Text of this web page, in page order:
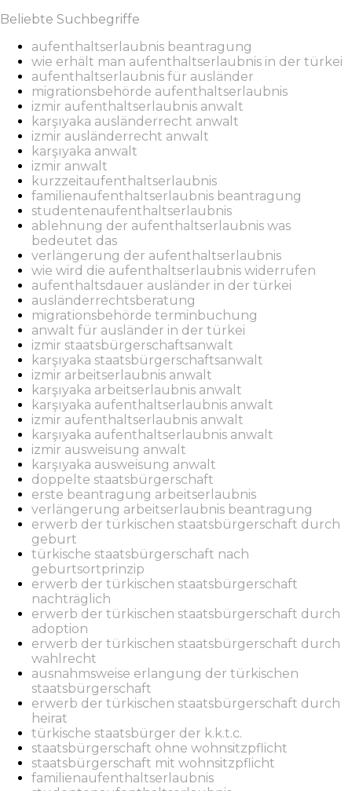
Beliebte Suchbegriffe
aufenthaltserlaubnis beantragung
wie erhält man aufenthaltserlaubnis in der türkei
aufenthaltserlaubnis für ausländer
migrationsbehörde aufenthaltserlaubnis
izmir aufenthaltserlaubnis anwalt
karşıyaka ausländerrecht anwalt
izmir ausländerrecht anwalt
karşıyaka anwalt
izmir anwalt
kurzzeitaufenthaltserlaubnis
familienaufenthaltserlaubnis beantragung
studentenaufenthaltserlaubnis
ablehnung der aufenthaltserlaubnis was
bedeutet das
verlängerung der aufenthaltserlaubnis
wie wird die aufenthaltserlaubnis widerrufen
aufenthaltsdauer ausländer in der türkei
ausländerrechtsberatung
migrationsbehörde terminbuchung
anwalt für ausländer in der türkei
izmir staatsbürgerschaftsanwalt
karşıyaka staatsbürgerschaftsanwalt
izmir arbeitserlaubnis anwalt
karşıyaka arbeitserlaubnis anwalt
karşıyaka aufenthaltserlaubnis anwalt
izmir aufenthaltserlaubnis anwalt
karşıyaka aufenthaltserlaubnis anwalt
izmir ausweisung anwalt
karşıyaka ausweisung anwalt
doppelte staatsbürgerschaft
erste beantragung arbeitserlaubnis
verlängerung arbeitserlaubnis beantragung
erwerb der türkischen staatsbürgerschaft durch
geburt
türkische staatsbürgerschaft nach
geburtsortprinzip
erwerb der türkischen staatsbürgerschaft
nachträglich
erwerb der türkischen staatsbürgerschaft durch
adoption
erwerb der türkischen staatsbürgerschaft durch
wahlrecht
ausnahmsweise erlangung der türkischen
staatsbürgerschaft
erwerb der türkischen staatsbürgerschaft durch
heirat
türkische staatsbürger der k.k.t.c.
staatsbürgerschaft ohne wohnsitzpflicht
staatsbürgerschaft mit wohnsitzpflicht
familienaufenthaltserlaubnis